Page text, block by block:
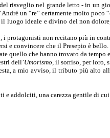
risveglio nel grande letto - in un
un “re” certamente molto poco
luogo ideale e divino del non
non recitano più in
e convincere che il Presepio è bello.
quello che hanno trovato da tempo
dell’Umorismo,il sorriso, per loro,
a mio avviso, il tributo più alto
addolciti, una carezza gentile di cui